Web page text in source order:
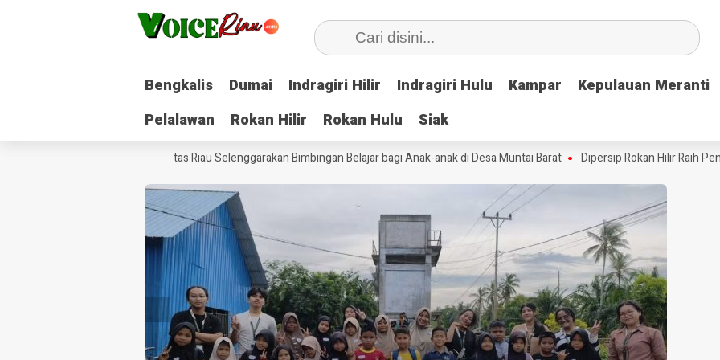
Bengkalis Dumai Indragiri Hilir Indragiri Hulu Kampar Kepulauan Meranti
Pelalawan
Rokan Hilir Rokan Hulu Siak
Bengkalis Dumai Indragiri Hilir Indragiri Hulu Kampar Kepulauan Meranti
Pelalawan
Rokan Hilir Rokan Hulu Siak
Kukerta Berdampak Universitas Riau Selenggarakan Bimbingan Belajar bagi Anak-anak di Desa Muntai Barat Dipersip Rokan Hilir Raih